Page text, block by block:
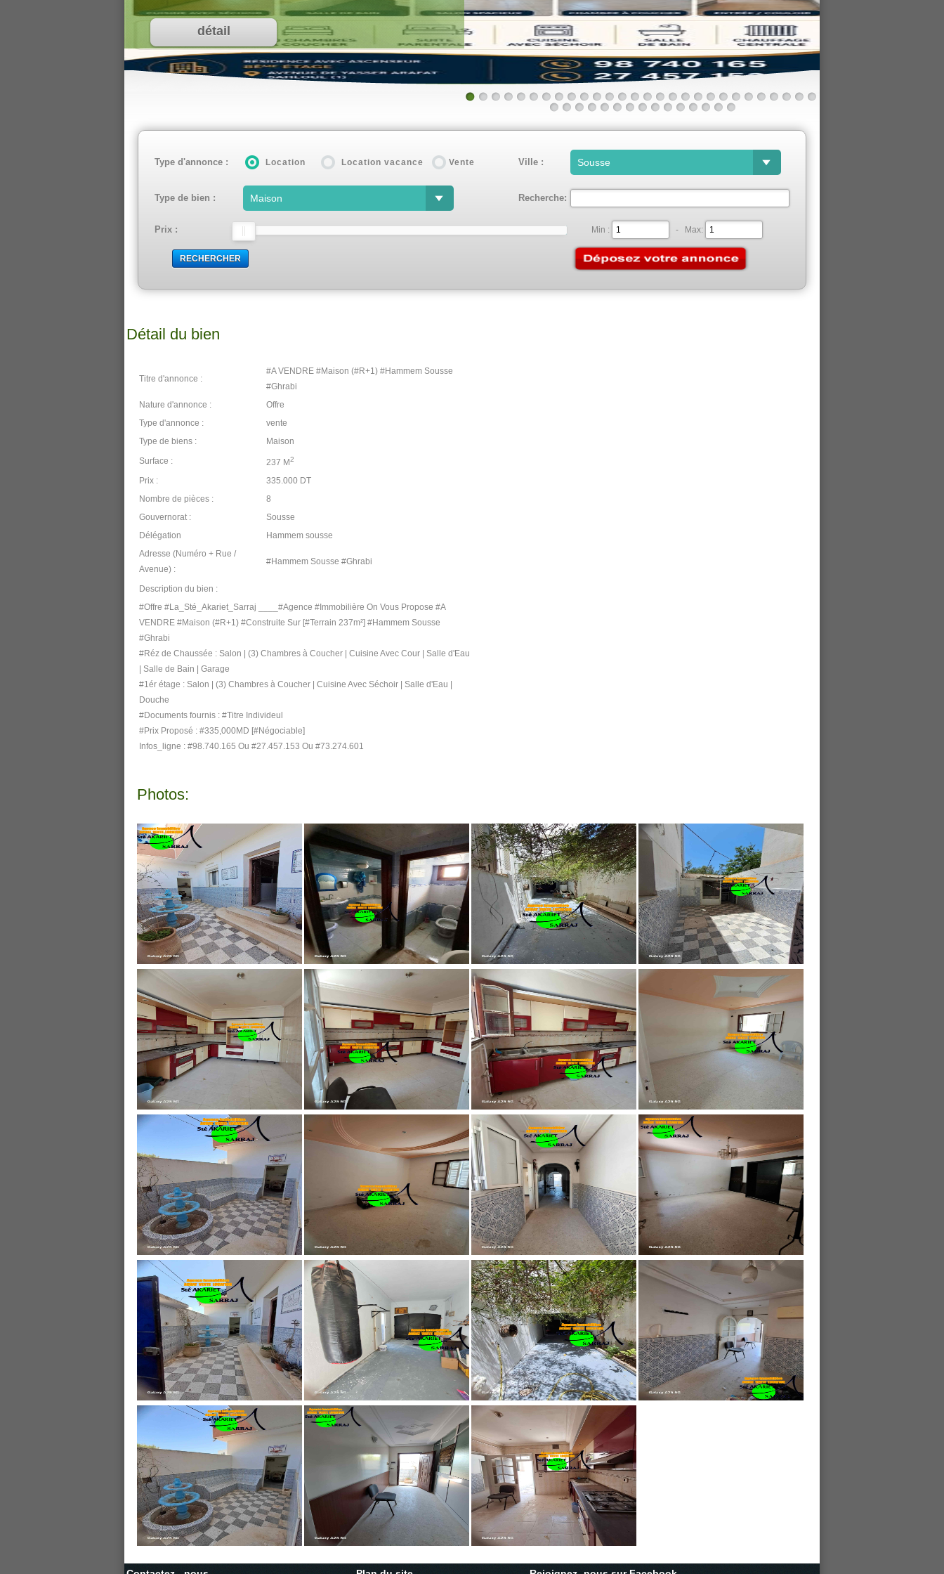
détail
Type d'annonce : Location Location vacance Vente Ville :
Type de bien : Recherche:
Prix : Min : - Max:
Détail du bien
Titre d'annonce :
#A VENDRE #Maison (#R+1) #Hammem Sousse
#Ghrabi
Nature d'annonce :
Offre
Type d'annonce :
vente
Type de biens :
Maison
Surface :
237 M2
Prix :
335.000 DT
Nombre de pièces :
8
Gouvernorat :
Sousse
Délégation
Hammem sousse
Adresse (Numéro + Rue /
Avenue) :
#Hammem Sousse #Ghrabi
Description du bien :
#Offre #La_Sté_Akariet_Sarraj ____#Agence #Immobilière On Vous Propose #A
VENDRE #Maison (#R+1) #Construite Sur [#Terrain 237m²] #Hammem Sousse
#Ghrabi
#Réz de Chaussée : Salon | (3) Chambres à Coucher | Cuisine Avec Cour | Salle d'Eau
| Salle de Bain | Garage
#1ér étage : Salon | (3) Chambres à Coucher | Cuisine Avec Séchoir | Salle d'Eau |
Douche
#Documents fournis : #Titre Individeul
#Prix Proposé : #335,000MD [#Négociable]
Infos_ligne : #98.740.165 Ou #27.457.153 Ou #73.274.601
Photos: